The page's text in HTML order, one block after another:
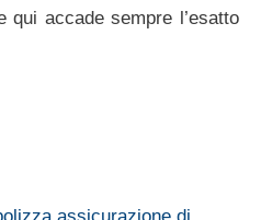
qui accade sempre l’esatto